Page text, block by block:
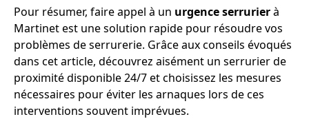
Pour résumer, faire appel à un urgence serrurierà
Martinet est une solution rapide pour résoudre vos
problèmes de serrurerie. Grâce aux conseils évoqués
dans cet article, découvrez aisément un serrurier de
proximité disponible 24/7 et choisissez les mesures
nécessaires pour éviter les arnaques lors de ces
interventions souvent imprévues.